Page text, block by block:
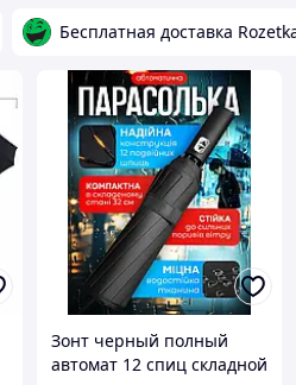
Бесплатная доставка
Зонт черный полный
автомат 12 спиц складной